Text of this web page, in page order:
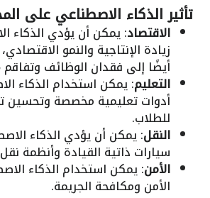
تأثير الذكاء الاصطناعي على
الاقتصاد: يمكن أن يؤدي الذكاء
زيادة الإنتاجية والنمو
أيضًا إلى فقدان الوظائف وتفاقم неравенство.
التعليم: يمكن استخدام الذكاء
أدوات تعليمية مخصصة وتحسين
للطلاب.
النقل: يمكن أن يؤدي الذكاء
سيارات ذاتية القيادة وأنظمة
الأمن: يمكن استخدام الذكاء
الأمن ومكافحة الجريمة.